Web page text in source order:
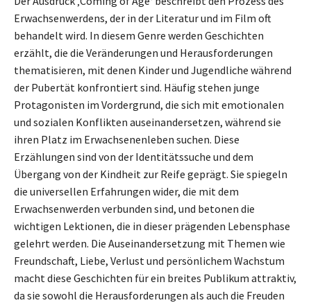
Erwachsenwerdens, der in der Literatur und im Film oft
behandelt wird. In diesem Genre werden Geschichten
erzählt, die die Veränderungen und Herausforderungen
thematisieren, mit denen Kinder und Jugendliche während
der Pubertät konfrontiert sind. Häufig stehen junge
Protagonisten im Vordergrund, die sich mit emotionalen
und sozialen Konflikten auseinandersetzen, während sie
ihren Platz im Erwachsenenleben suchen. Diese
Erzählungen sind von der Identitätssuche und dem
Übergang von der Kindheit zur Reife geprägt. Sie spiegeln
die universellen Erfahrungen wider, die mit dem
Erwachsenwerden verbunden sind, und betonen die
wichtigen Lektionen, die in dieser prägenden Lebensphase
gelehrt werden. Die Auseinandersetzung mit Themen wie
Freundschaft, Liebe, Verlust und persönlichem Wachstum
macht diese Geschichten für ein breites Publikum attraktiv,
da sie sowohl die Herausforderungen als auch die Freuden